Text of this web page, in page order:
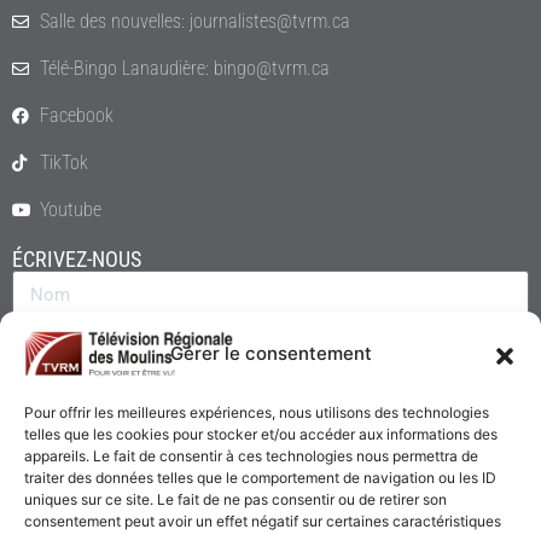
Gérer le consentement
Pour offrir les meilleures expériences, nous utilisons des technologies
telles que les cookies pour stocker et/ou accéder aux informations des
appareils. Le fait de consentir à ces technologies nous permettra de
traiter des données telles que le comportement de navigation ou les ID
uniques sur ce site. Le fait de ne pas consentir ou de retirer son
consentement peut avoir un effet négatif sur certaines caractéristiques
Salle des nouvelles: journalistes@tvrm.ca
Télé-Bingo Lanaudière: bingo@tvrm.ca
Facebook
TikTok
Youtube
ÉCRIVEZ-NOUS